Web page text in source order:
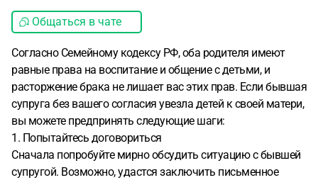
Общаться в чате
Согласно Семейному кодексу РФ, оба родителя имеют
равные права на воспитание и общение с детьми, и
расторжение брака не лишает вас этих прав. Если бывшая
супруга без вашего согласия увезла детей к своей матери,
вы можете предпринять следующие шаги:
1. Попытайтесь договориться
Сначала попробуйте мирно обсудить ситуацию с бывшей
супругой. Возможно, удастся заключить письменное